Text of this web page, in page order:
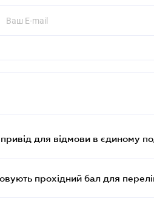
для відмови в єдиному
прохідний бал для